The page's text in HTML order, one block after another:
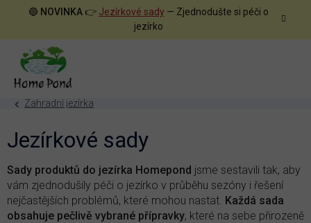
🔵 NOVINKA 👉 Jezírkové sady — Zjednodušte si péči o
jezírko
Zahradní jezírka
Jezírkové sady
Sady produktů do jezírka Homepond jsme sestavili tak, aby
vám zjednodušily péči o jezírko v průběhu sezóny i řešení
nejčastějších problémů, které mohou nastat. Každá sada
obsahuje pečlivě vybrané přípravky, které na sebe přirozeně